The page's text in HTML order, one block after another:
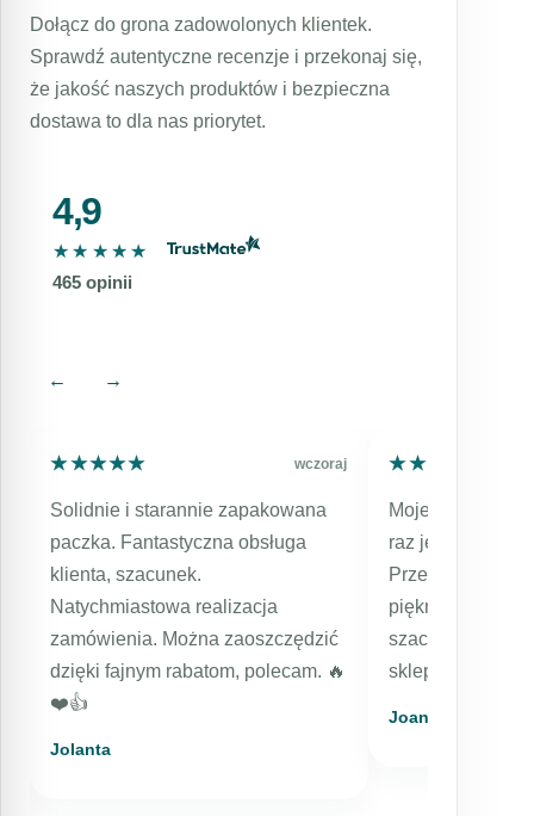
światłem emitowanym przez ekrany
komputerów, tabletów telefonów.
twarzy, jak i całego ciała. Zakupy online w
dottore to gwarancja szybkiej i
z wyborem zapewniamy pomoc.
Dołącz do grona zadowolonych klientek.
Sprawdź autentyczne recenzje i przekonaj się,
że jakość naszych produktów i bezpieczna
dostawa to dla nas priorytet.
4,9
★★★★★
★★★★★
465 opinii
← →
★★★★★
★★★★★ wczoraj
Solidnie i starannie zapakowana
paczka. Fantastyczna obsługa
klienta, szacunek.
Natychmiastowa realizacja
zamówienia. Można zaoszczędzić
dzięki fajnym rabatom, polecam. 🔥
❤️👍️
Jolanta
★★★★★
★★★★★
Moje kolejne
raz jestem
Przesyłka
pięknie
szacunkiem dla
sklep,
Joanna